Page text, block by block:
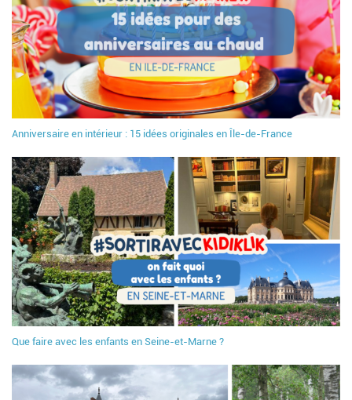
Anniversaire en intérieur : 15 idées originales en Île-de-France
Que faire avec les enfants en Seine-et-Marne ?